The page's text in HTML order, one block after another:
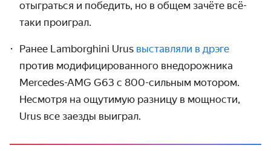
отыграться и победить, но в общем зачёте всё-
таки проиграл.
Ранее Lamborghini Urus выставляли в дрэге
против модифи­цированного внедорожника
Mercedes-AMG G63 с 800-сильным мотором.
Несмотря на ощутимую разницу в мощности,
Urus все заезды выиграл.